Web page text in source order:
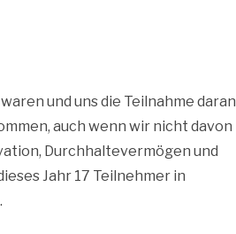
waren und uns die Teilnahme daran
auch wenn wir nicht davon
Durchhaltevermögen und
Jahr 17 Teilnehmer in